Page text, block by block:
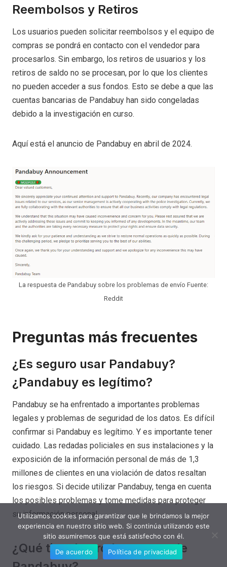
Reembolsos y Retiros
Los usuarios pueden solicitar reembolsos y el equipo de
compras se pondrá en contacto con el vendedor para
procesarlos. Sin embargo, los retiros de usuarios y los
retiros de saldo no se procesan, por lo que los clientes
no pueden acceder a sus fondos. Esto se debe a que las
cuentas bancarias de Pandabuy han sido congeladas
debido a la investigación en curso.
Aquí está el anuncio de Pandabuy en abril de 2024.
La respuesta de Pandabuy sobre los problemas de envío Fuente:
Reddit
Preguntas más frecuentes
¿Es seguro usar Pandabuy?
¿Pandabuy es legítimo?
Pandabuy se ha enfrentado a importantes problemas
legales y problemas de seguridad de los datos. Es difícil
confirmar si Pandabuy es legítimo. Y es importante tener
cuidado. Las redadas policiales en sus instalaciones y la
exposición de la información personal de más de 1,3
millones de clientes en una violación de datos resaltan
los riesgos. Si decide utilizar Pandabuy, tenga en cuenta
los posibles problemas y tome medidas para proteger
su información personal.
¿Qué tipo de productos vende
Utilizamos cookies para garantizar que le brindamos la mejor
experiencia en nuestro sitio web. Si continúa utilizando este
sitio asumiremos que está satisfecho con él.
De acuerdo
Política de privacidad